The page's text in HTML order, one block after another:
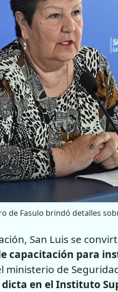
de Fasulo brindó detalles
San Luis se
capacitación para
ministerio de
dicta en el Instituto